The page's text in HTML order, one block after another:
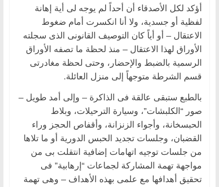
أؤكد لكل الأصدقاء أن أحداً لم يوجه لى أية إهانة
لفظية أو جسدية، ولا أنا انكسرت أمام ضغوط
الاعتقال – أو أياً كان التوصيف القانونى الذى سجلته
الأوراق لهذا الاعتقال – منذ لحظة ما تصفه الأوراق
الرسمية بالضبط والإحضار، وحتى لحظة مغادرتى
قسم الشرطة متوجهاً إلى منزل العائلة.
بالطبع ستبقى عالقة فى الذاكرة – وإلى أمد طويل –
صور “الكلبشات”، وسيارة الترحيلات، وبلاط
الحبسخانة، وأجواء الزنزانة، وأقفاص الحجز وراء
القضبان، وجلسات تجديد الحبس الدورية أو ما تلاها
من جلسات توجيه اتهامات إضافية انتقلت بى من
مواجهة تهمة المشاركة لجماعات “إرهابية” فى
تحقيق أهدافها مع علمى بهذه الأهداف – وهى تهمة